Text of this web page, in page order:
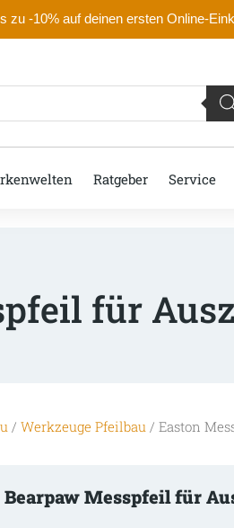
-10% auf deinen ersten Online-
Ratgeber Service
für
/ Werkzeuge Pfeilbau/ Easton
Bearpaw Messpfeil für